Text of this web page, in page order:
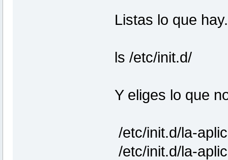
Listas lo que
ls /etc/init.d/
Y eliges lo que
/etc/init.d/la-
/etc/init.d/la-